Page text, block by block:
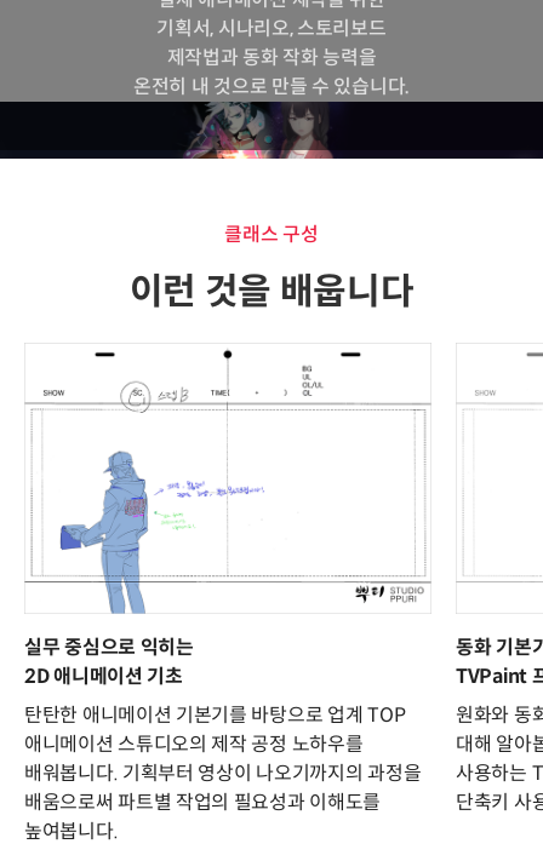
기획서, 시나리오, 스토리보드
제작법과 동화 작화 능력을
온전히 내 것으로 만들 수 있습니다.
클래스 구성
이런 것을 배웁니다
실무 중심으로 익히는
2D 애니메이션 기초
탄탄한 애니메이션 기본기를 바탕으로 업계 TOP
애니메이션 스튜디오의 제작 공정 노하우를
배워봅니다. 기획부터 영상이 나오기까지의 과정을
배움으로써 파트별 작업의 필요성과 이해도를
높여봅니다.
동화 기본
TVPaint
원화와 동
대해 알아
사용하는
단축키 사